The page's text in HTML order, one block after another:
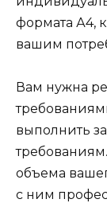
формата А4,
вашим
Вам нужна
выполнить
объема
с ним